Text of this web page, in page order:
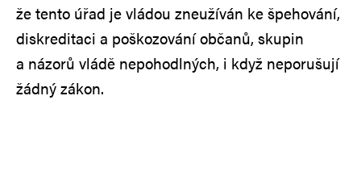
že tento úřad je vládou zneužíván ke špehování,
diskreditaci a poškozování občanů, skupin
a názorů vládě nepohodlných, i když neporušují
žádný zákon.